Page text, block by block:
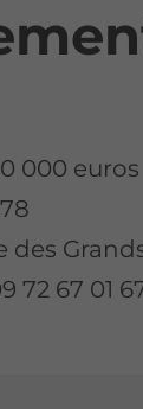
000 euros
des
72 67 01